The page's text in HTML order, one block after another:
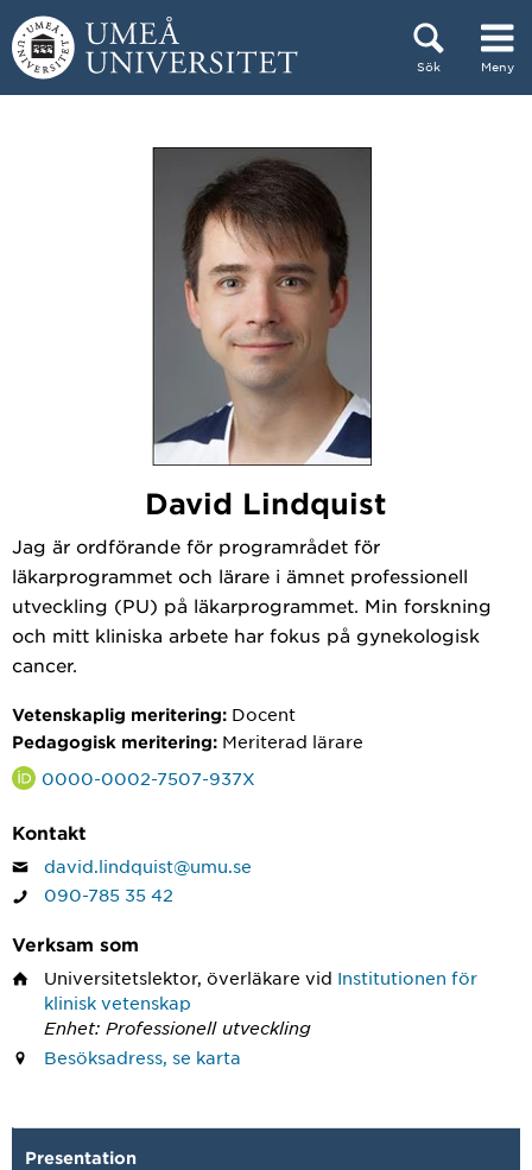
Hoppa direkt till innehållet
Sök Meny
David Lindquist
Jag är ordförande för programrådet för
läkarprogrammet och lärare i ämnet professionell
utveckling (PU) på läkarprogrammet. Min forskning
och mitt kliniska arbete har fokus på gynekologisk
cancer.
Vetenskaplig meritering: Docent
Pedagogisk meritering: Meriterad lärare
0000-0002-7507-937X
Kontakt
david.lindquist@umu.se
090-785 35 42
Verksam som
Universitetslektor, överläkare vid Institutionen för
klinisk vetenskap
Enhet: Professionell utveckling
Besöksadress, se karta
Presentation